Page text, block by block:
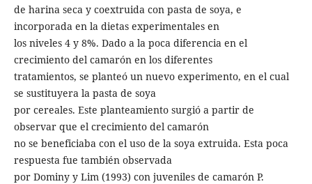
de harina seca y coextruida con pasta de soya, e
incorporada en la dietas experimentales en
los niveles 4 y 8%. Dado a la poca diferencia en el
crecimiento del camarón en los diferentes
tratamientos, se planteó un nuevo experimento, en el cual
se sustituyera la pasta de soya
por cereales. Este planteamiento surgió a partir de
observar que el crecimiento del camarón
no se beneficiaba con el uso de la soya extruida. Esta poca
respuesta fue también observada
por Dominy y Lim (1993) con juveniles de camarón P.